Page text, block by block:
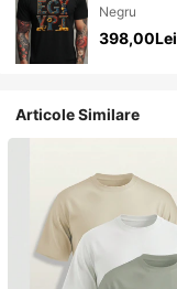
Negru
398,00Lei
Articole Similare